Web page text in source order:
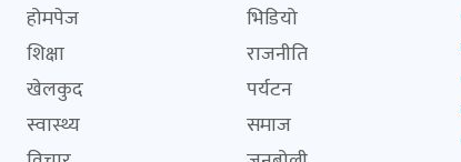
होमपेज
भिडियो
शिक्षा
राजनीति
खेलकुद
पर्यटन
स्वास्थ्य
समाज